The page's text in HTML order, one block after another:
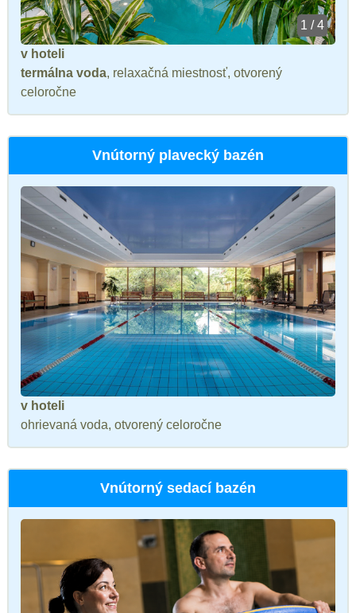
1 / 4
v hoteli
termálna voda, relaxačná miestnosť, otvorený
celoročne
Vnútorný plavecký bazén
v hoteli
ohrievaná voda, otvorený celoročne
Vnútorný sedací bazén